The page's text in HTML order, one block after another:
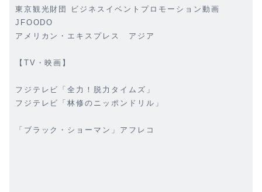
東京観光財団 ビジネスイベントプロモーション動画
JFOODO
アメリカン・エキスプレス アジア
【TV・映画】
フジテレビ「全力！脱力タイムズ」
フジテレビ「林修のニッポンドリル」
「ブラック・ショーマン」アフレコ